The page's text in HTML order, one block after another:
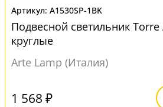
A1530SP-1BK
Подвесной светильник Torre
круглые
Arte Lamp (Италия)
1 568 ₽